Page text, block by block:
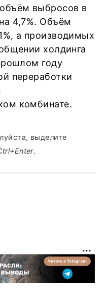
выбросов в
4,7%. Объём
а производимых
холдинга
году
переработки
комбинате.
выделите
.